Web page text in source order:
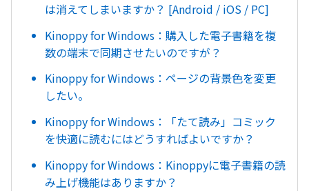
は消えてしまいますか？ [Android / iOS / PC]
Kinoppy for Windows：購入した電子書籍を複
数の端末で同期させたいのですが？
Kinoppy for Windows：ページの背景色を変更
したい。
Kinoppy for Windows：「たて読み」コミック
を快適に読むにはどうすればよいですか？
Kinoppy for Windows：Kinoppyに電子書籍の読
み上げ機能はありますか？